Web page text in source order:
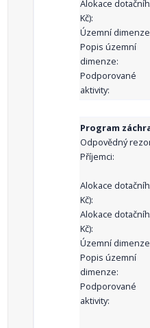
Alokace
Kč):
Územní dimenze
Popis územní
dimenze:
Podporované
aktivity:
Program
Odpovědný
Příjemci:
Alokace
Kč):
Alokace
Kč):
Územní dimenze
Popis územní
dimenze:
Podporované
aktivity: